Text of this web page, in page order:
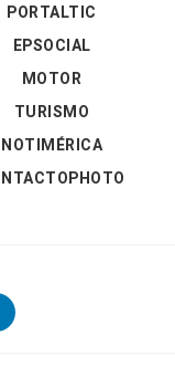
PORTALTIC
EPSOCIAL
MOTOR
TURISMO
NOTIMÉRICA